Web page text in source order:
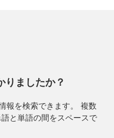
りましたか？
報を検索できます。 複数
と単語の間をスペースで